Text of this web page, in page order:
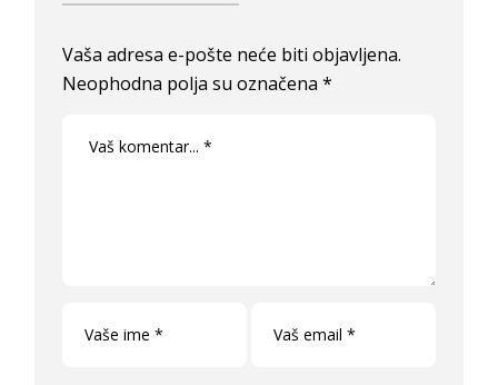
Vaša adresa e-pošte neće biti objavljena.
Neophodna polja su označena*